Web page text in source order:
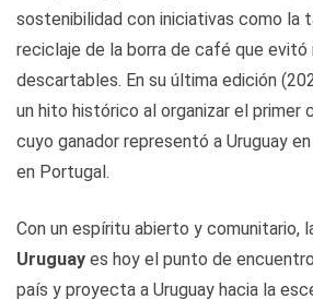
sostenibilidad con iniciativas como la
reciclaje de la borra de café que evitó
descartables. En su última edición
un hito histórico al organizar el primer
cuyo ganador representó a Uruguay
en Portugal.
Con un espíritu abierto y comunitario,
Uruguay es hoy el punto de
país y proyecta a Uruguay hacia la